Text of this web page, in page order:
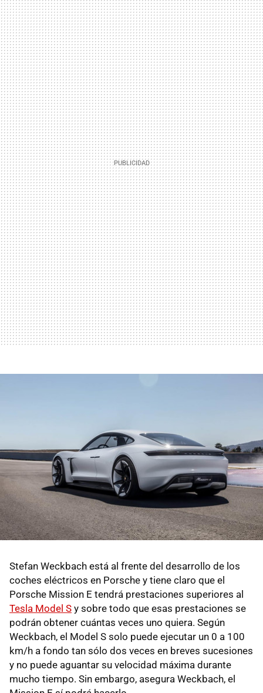
Stefan Weckbach está al frente del desarrollo de los
coches eléctricos en Porsche y tiene claro que el
Porsche Mission E tendrá prestaciones superiores al
Tesla Model S y sobre todo que esas prestaciones se
podrán obtener cuántas veces uno quiera. Según
Weckbach, el Model S solo puede ejecutar un 0 a 100
km/h a fondo tan sólo dos veces en breves sucesiones
y no puede aguantar su velocidad máxima durante
mucho tiempo. Sin embargo, asegura Weckbach, el